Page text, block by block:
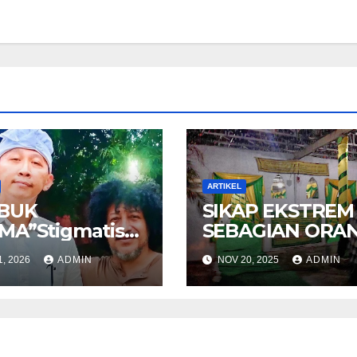
terhadap
Beragama
muslim
2026 ADMIN
ARTIKEL
SIKAP EKSTREM
SEBAGIAN
YANG
KETURUNAN
NOV 20, 2025 ADMIN